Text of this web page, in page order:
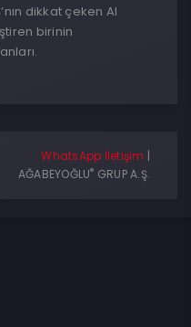
dikkat çeken AI
birinin
WhatsApp İletişim |
AĞABEYOĞLU® GRUP A.Ş.